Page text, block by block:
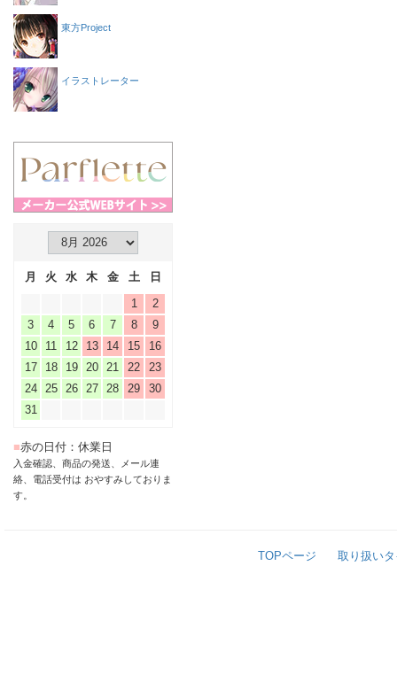
東方Project
イラストレーター
月 火 水 木 金 土
日
1
2
3
4 5 6 7 8
9
10
11 12 13 14 15
16
17
18 19 20 21 22
23
24
25 26 27 28 29
30
31
■赤の日付：休業日
入金確認、商品の発送、メール連
絡、電話受付は おやすみしておりま
す。
TOPページ 取り扱い